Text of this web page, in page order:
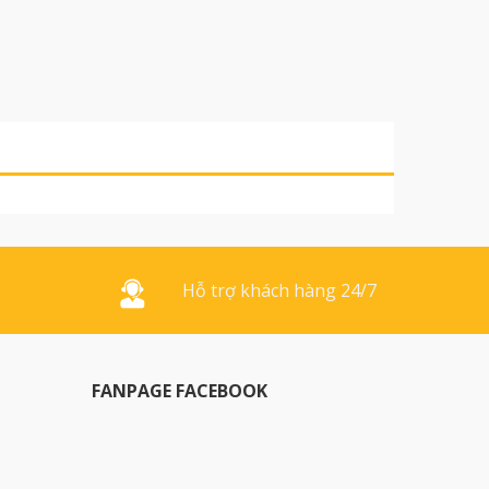
Hỗ trợ khách hàng 24/7
FANPAGE FACEBOOK